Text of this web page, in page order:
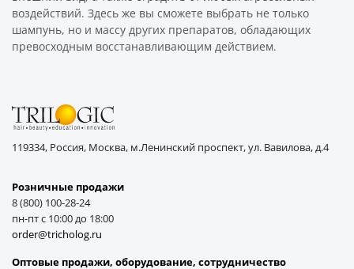
воздействий. Здесь же вы сможете выбрать не только
шампунь, но и массу других препаратов, обладающих
превосходным восстанавливающим действием.
119334, Россия, Москва, м.Ленинский проспект, ул. Вавилова, д.4
Розничные продажи
8 (800) 100-28-24
пн-пт с 10:00 до 18:00
order@tricholog.ru
Оптовые продажи, оборудование, cотрудничество